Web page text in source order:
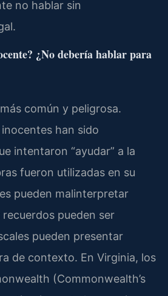
no hablar sin
¿No debería hablar para
común y peligrosa.
han sido
intentaron “ayudar” a la
fueron utilizadas en su
pueden malinterpretar
pueden ser
pueden presentar
de contexto. En Virginia, los
(Commonwealth’s